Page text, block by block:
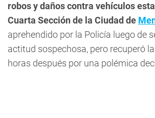
robos y daños contra vehículos
Cuarta Sección de la Ciudad de
aprehendido por la Policía luego de
actitud sospechosa, pero recuperó
horas después por una polémica